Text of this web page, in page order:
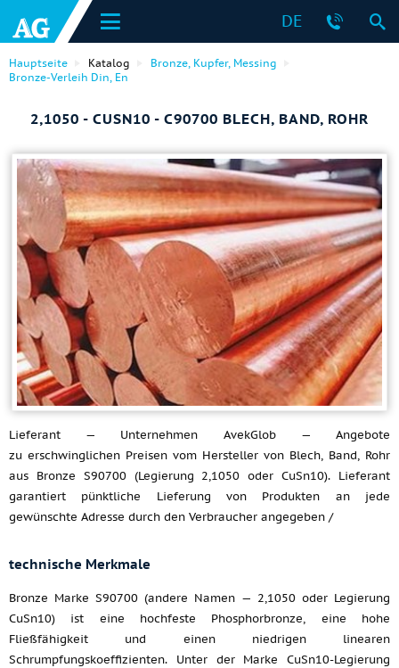
DE
Hauptseite Katalog
Bronze, Kupfer, Messing
Bronze-Verleih Din, En
2,1050 - CUSN10 - C90700 BLECH, BAND, ROHR
Lieferant — Unternehmen AvekGlob — Angebote
zu erschwinglichen Preisen vom Hersteller von Blech, Band, Rohr
aus Bronze S90700 (Legierung 2,1050 oder CuSn10). Lieferant
garantiert pünktliche Lieferung von Produkten an jede
gewünschte Adresse durch den Verbraucher angegeben /
technische Merkmale
Bronze Marke S90700 (andere Namen — 2,1050 oder Legierung
CuSn10) ist eine hochfeste Phosphorbronze, eine hohe
Fließfähigkeit und einen niedrigen linearen
Schrumpfungskoeffizienten. Unter der Marke CuSn10-Legierung